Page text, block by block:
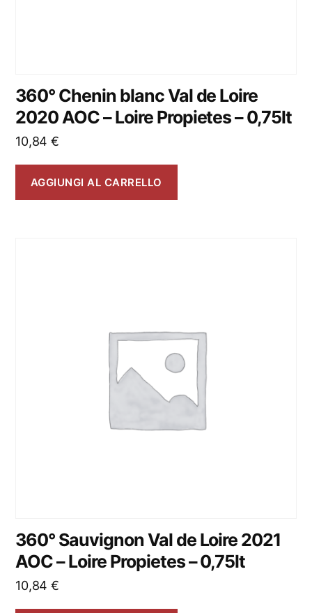
360° Chenin blanc Val de Loire
2020 AOC – Loire Propietes – 0,75lt
10,84 €
AGGIUNGI AL CARRELLO
360° Sauvignon Val de Loire 2021
AOC – Loire Propietes – 0,75lt
10,84 €